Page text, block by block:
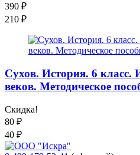
390 ₽
210 ₽
Сухов. История. 6 класс.
веков. Методическое
Скидка!
80 ₽
40 ₽